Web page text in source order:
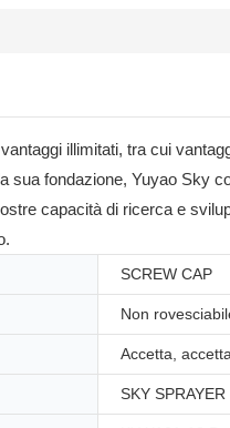
illimitati, tra cui
sua fondazione, Yuyao Sky
capacità di ricerca e
SCREW CAP
Non
Accetta, accetta
SKY SPRAYER